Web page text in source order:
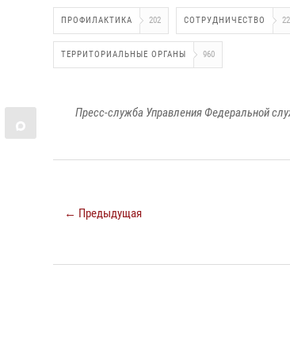
ПРОФИЛАКТИКА 202 СОТРУДНИЧЕСТВО
ТЕРРИТОРИАЛЬНЫЕ ОРГАНЫ 960
Пресс-служба Управления Федеральной
← Предыдущая